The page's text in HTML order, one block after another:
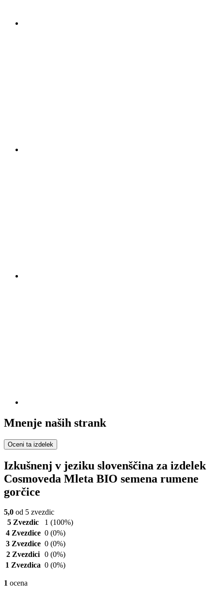
Mnenje naših strank
Oceni ta izdelek
Izkušnenj v jeziku slovenščina za izdelek
Cosmoveda Mleta BIO semena rumene
gorčice
5,0 od 5 zvezdic
5 Zvezdic
1 (100%)
4 Zvezdice 0 (0%)
3 Zvezdice 0 (0%)
2 Zvezdici 0 (0%)
1 Zvezdica 0 (0%)
1 ocena